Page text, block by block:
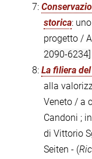
7:
storica:
progetto /
2090-6234]
8: La filiera
alla
Veneto / a
Candoni ;
di Vittorio
Seiten - (